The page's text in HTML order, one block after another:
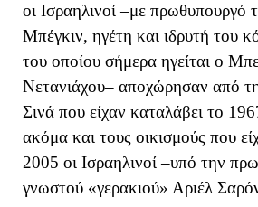
οι Ισραηλινοί –με πρωθυπουργό
Μπέγκιν, ηγέτη και ιδρυτή του
του οποίου σήμερα ηγείται ο
Νετανιάχου– αποχώρησαν από
Σινά που είχαν καταλάβει το
ακόμα και τους οικισμούς που
2005 οι Ισραηλινοί –υπό την
γνωστού «γερακιού» Αριέλ